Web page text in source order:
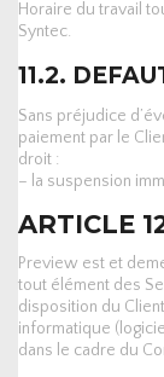
Horaire du travail
Syntec.
11.2.
Sans préjudice
paiement par le
droit :
– la suspension
ARTICLE
Preview est et
tout élément des
disposition du
informatique
dans le cadre du